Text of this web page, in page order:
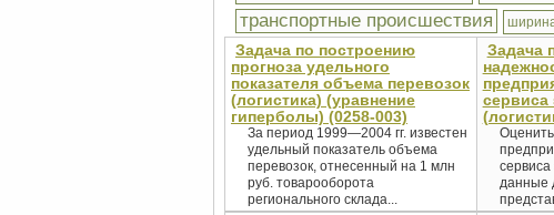
транспортные происшествия
Задача по построению
прогноза удельного
показателя объема перевозок
(логистика) (уравнение
гиперболы) (0258-003)
За период 1999—2004 гг. известен
удельный показатель объема
перевозок, отнесенный на 1 млн
руб. товарооборота
регионального склада...
Задача
сервиса
данные